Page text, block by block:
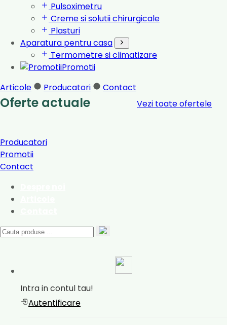
Pulsoximetru
Creme si solutii chirurgicale
Plasturi
Aparatura pentru casa
Termometre si climatizare
Promotii
Articole
Producatori Contact
Oferte actuale Vezi toate ofertele
Producatori
Promotii
Contact
Intra in contul tau!
Autentificare